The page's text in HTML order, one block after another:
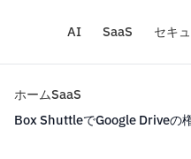
AI SaaS セキ
ホームSaaS
Box ShuttleでGoogle Driveの